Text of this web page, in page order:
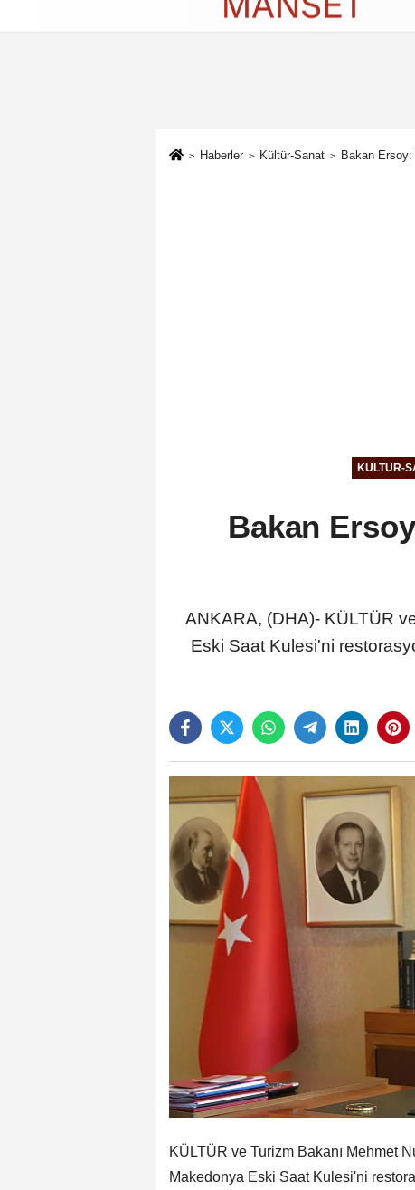
İletişim Çerez Politikası
Haberler Kültür-Sanat Bakan
KÜLTÜR-
Bakan
ANKARA, (DHA)- KÜLTÜR
Eski Saat Kulesi'ni
KÜLTÜR ve Turizm Bakanı Mehmet
Makedonya Eski Saat Kulesi'ni